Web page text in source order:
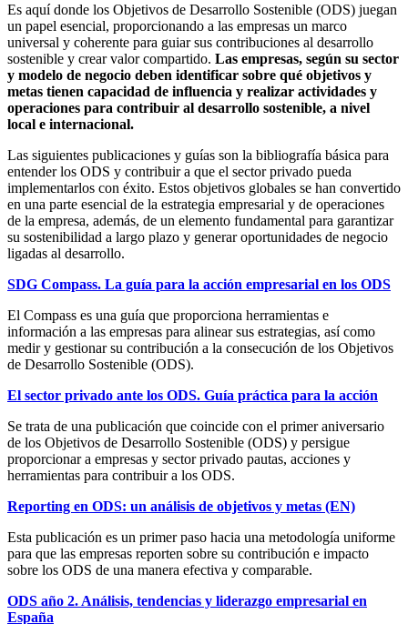
Es aquí donde los Objetivos de Desarrollo Sostenible (ODS) juegan
un papel esencial, proporcionando a las empresas un marco
universal y coherente para guiar sus contribuciones al desarrollo
sostenible y crear valor compartido. Las empresas, según su sector
y modelo de negocio deben identificar sobre qué objetivos y
metas tienen capacidad de influencia y realizar actividades y
operaciones para contribuir al desarrollo sostenible, a nivel
local e internacional.
Las siguientes publicaciones y guías son la bibliografía básica para
entender los ODS y contribuir a que el sector privado pueda
implementarlos con éxito. Estos objetivos globales se han convertido
en una parte esencial de la estrategia empresarial y de operaciones
de la empresa, además, de un elemento fundamental para garantizar
su sostenibilidad a largo plazo y generar oportunidades de negocio
ligadas al desarrollo.
SDG Compass. La guía para la acción empresarial en los ODS
El Compass es una guía que proporciona herramientas e
información a las empresas para alinear sus estrategias, así como
medir y gestionar su contribución a la consecución de los Objetivos
de Desarrollo Sostenible (ODS).
El sector privado ante los ODS. Guía práctica para la acción
Se trata de una publicación que coincide con el primer aniversario
de los Objetivos de Desarrollo Sostenible (ODS) y persigue
proporcionar a empresas y sector privado pautas, acciones y
herramientas para contribuir a los ODS.
Reporting en ODS: un análisis de objetivos y metas (EN)
Esta publicación es un primer paso hacia una metodología uniforme
para que las empresas reporten sobre su contribución e impacto
sobre los ODS de una manera efectiva y comparable.
ODS año 2. Análisis, tendencias y liderazgo empresarial en
España